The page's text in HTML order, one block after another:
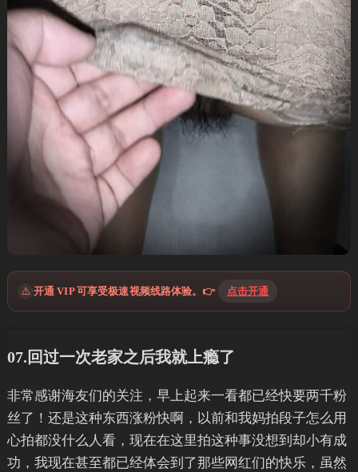
⚠️ 开通 VIP 可享受极速视频线路体验。👉 点击开通
07.回过一次老家之后我就上瘾了
非常感谢海友们的关注，早上起来一看都已经快要两千粉
丝了！还是这种东西涨粉快啊，以前和我妈拍段子怎么用
心拍都没什么人看，现在在这里拍这种事没想到却小有成
功，我现在甚至都已经体会到了那些网红们的快乐，虽然